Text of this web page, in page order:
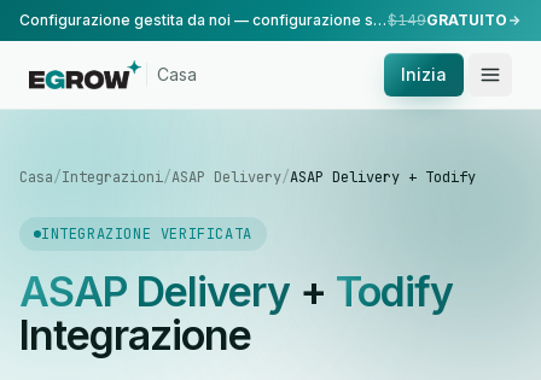
Configurazione gestita da noi — configurazione standard, eseguita dal nostro team.$149GRATUITO
Casa Inizia
Casa/Integrazioni/ASAP Delivery/ASAP Delivery + Todify
INTEGRAZIONE VERIFICATA
ASAP Delivery+ Todify
Integrazione